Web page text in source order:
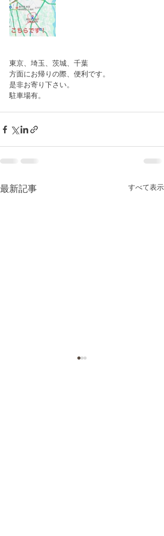
東京、埼玉、茨城、千葉
方面にお帰りの際、便利です。
是非お寄り下さい。
駐車場有。
最新記事 すべて表示